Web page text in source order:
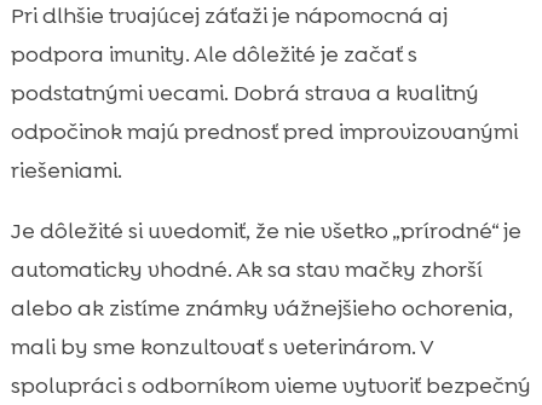
Pri dlhšie trvajúcej záťaži je nápomocná aj
podpora imunity. Ale dôležité je začať s
podstatnými vecami. Dobrá strava a kvalitný
odpočinok majú prednosť pred improvizovanými
riešeniami.
Je dôležité si uvedomiť, že nie všetko „prírodné“ je
automaticky vhodné. Ak sa stav mačky zhorší
alebo ak zistíme známky vážnejšieho ochorenia,
mali by sme konzultovať s veterinárom. V
spolupráci s odborníkom vieme vytvoriť bezpečný